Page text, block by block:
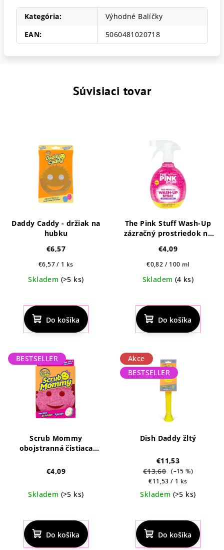
Kategória:
Výhodné Balíčky
EAN: 5060481020718
Súvisiaci tovar
Daddy Caddy - držiak na
hubku
€6,57
Jednotková
€6,57 / 1 ks
Skladem (>5 ks)
hodnotenie
produktu
je
4,8
5
hviezdičiek.
Do košíka
The Pink Stuff Wash-Up
zázračný prostriedok na
€4,09
Jednotková
€0,82 / 100 ml
Skladem (4 ks)
hodnotenie
produktu
je
4,5
hviezdičiek.
Do košíka
BESTSELLER
Scrub Mommy
obojstranná čistiaca
€4,09
Skladem (>5 ks)
hodnotenie
produktu
je
Do košíka
Akce
BESTSELLER
Dish Daddy žltý
€11,53
€13,60 (–15 %)
Jednotková
cena:
€11,53 / 1 ks
Skladem (>5 ks)
hodnotenie
produktu
je
Do košíka